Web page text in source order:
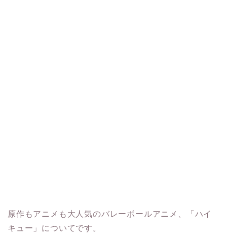
原作もアニメも大人気のバレーボールアニメ、「ハイ
キュー」についてです。